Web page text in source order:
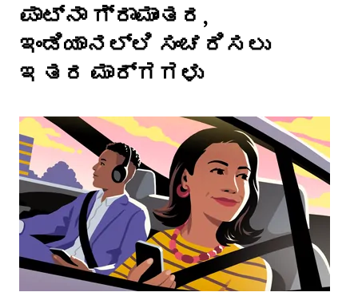
ಪಾಟ್ನಾ ಗ್ರಾಮಾಂತರ,
ಇಂಡಿಯಾನಲ್ಲಿ ಸಂಚರಿಸಲು
ಇತರ ಮಾರ್ಗಗಳು